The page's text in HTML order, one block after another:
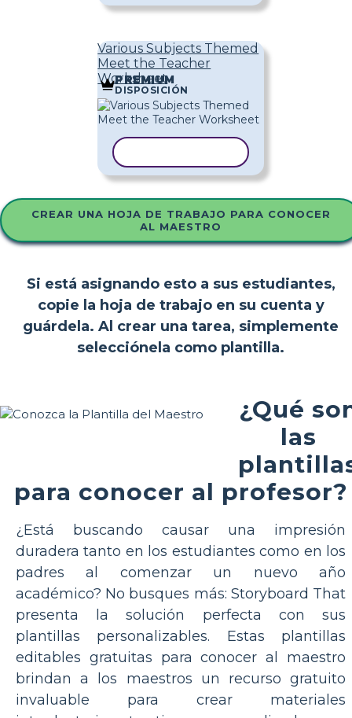
Various Subjects Themed
Meet the Teacher
Worksheet
PREMIUM
DISPOSICIÓN
CREAR UNA HOJA DE TRABAJO PARA CONOCER
AL MAESTRO
Si está asignando esto a sus estudiantes,
copie la hoja de trabajo en su cuenta y
guárdela. Al crear una tarea, simplemente
selecciónela como plantilla.
¿Qué
las
para conocer al profesor?
¿Está buscando causar una impresión
duradera tanto en los estudiantes como en los
padres al comenzar un nuevo año
académico? No busques más: Storyboard That
presenta la solución perfecta con sus
plantillas personalizables. Estas plantillas
editables gratuitas para conocer al maestro
brindan a los maestros un recurso gratuito
invaluable para crear materiales